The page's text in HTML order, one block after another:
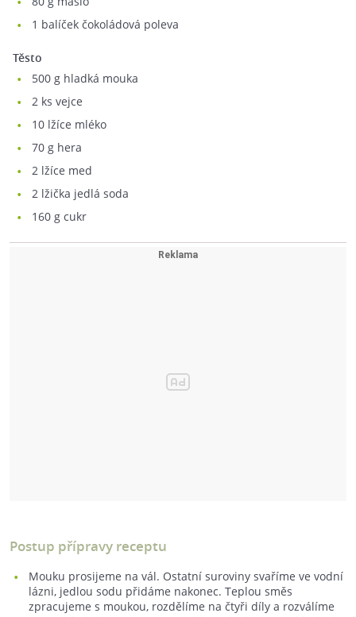
1 balíček čokoládová poleva
Těsto
500 g hladká mouka
2 ks vejce
10 lžíce mléko
70 g hera
2 lžíce med
2 lžička jedlá soda
160 g cukr
Postup přípravy receptu
Mouku prosijeme na vál. Ostatní suroviny svaříme ve vodní
lázni, jedlou sodu přidáme nakonec. Teplou směs
zpracujeme s moukou, rozdělíme na čtyři díly a rozválíme